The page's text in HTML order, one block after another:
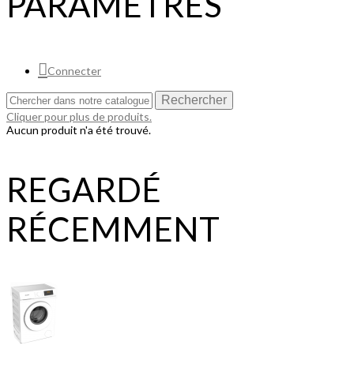
Connecter
Rechercher
Cliquer pour plus de produits.
Aucun produit n'a été trouvé.
REGARDÉ
RÉCEMMENT